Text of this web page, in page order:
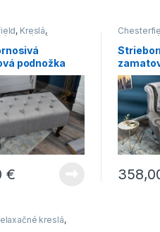
, Kreslá,
kreslá
Série
podnožka
€
kreslá,